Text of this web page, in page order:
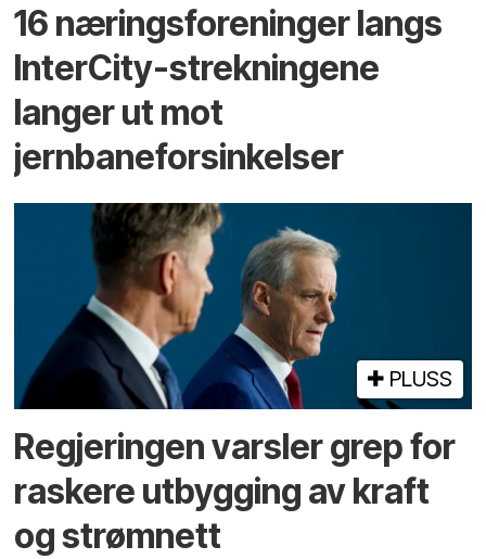
16 næringsforeninger langs
InterCity-strekningene
langer ut mot
jernbaneforsinkelser
PLUSS
Regjeringen varsler grep for
raskere utbygging av kraft
og strømnett